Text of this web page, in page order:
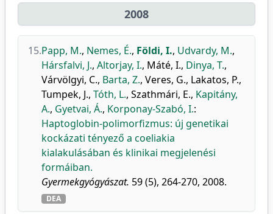
2008
15.Papp, M., Nemes, É., Földi, I., Udvardy, M.,
Hársfalvi, J., Altorjay, I., Máté, I., Dinya, T.,
Várvölgyi, C., Barta, Z., Veres, G., Lakatos, P.,
Tumpek, J., Tóth, L., Szathmári, E., Kapitány,
A., Gyetvai, Á., Korponay-Szabó, I.:
Haptoglobin-polimorfizmus: új genetikai
kockázati tényező a coeliakia
kialakulásában és klinikai megjelenési
formáiban.
Gyermekgyógyászat. 59 (5), 264-270, 2008.
DEA